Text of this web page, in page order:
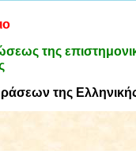
της
της